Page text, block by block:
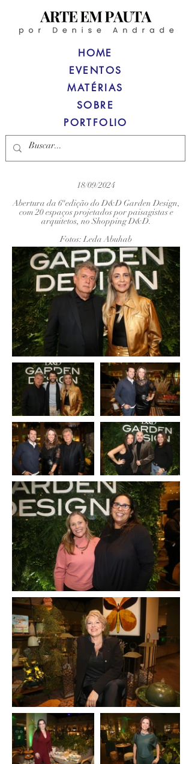
HOME
MATÉRIAS
SOBRE
PORTFOLIO
EVENTOS
18/09/2024
Abertura da 6ªedição do D&D Garden Design,
com 20 espaços projetados por paisagistas e
arquitetos, no Shopping D&D.
Fotos: Leda Abuhab